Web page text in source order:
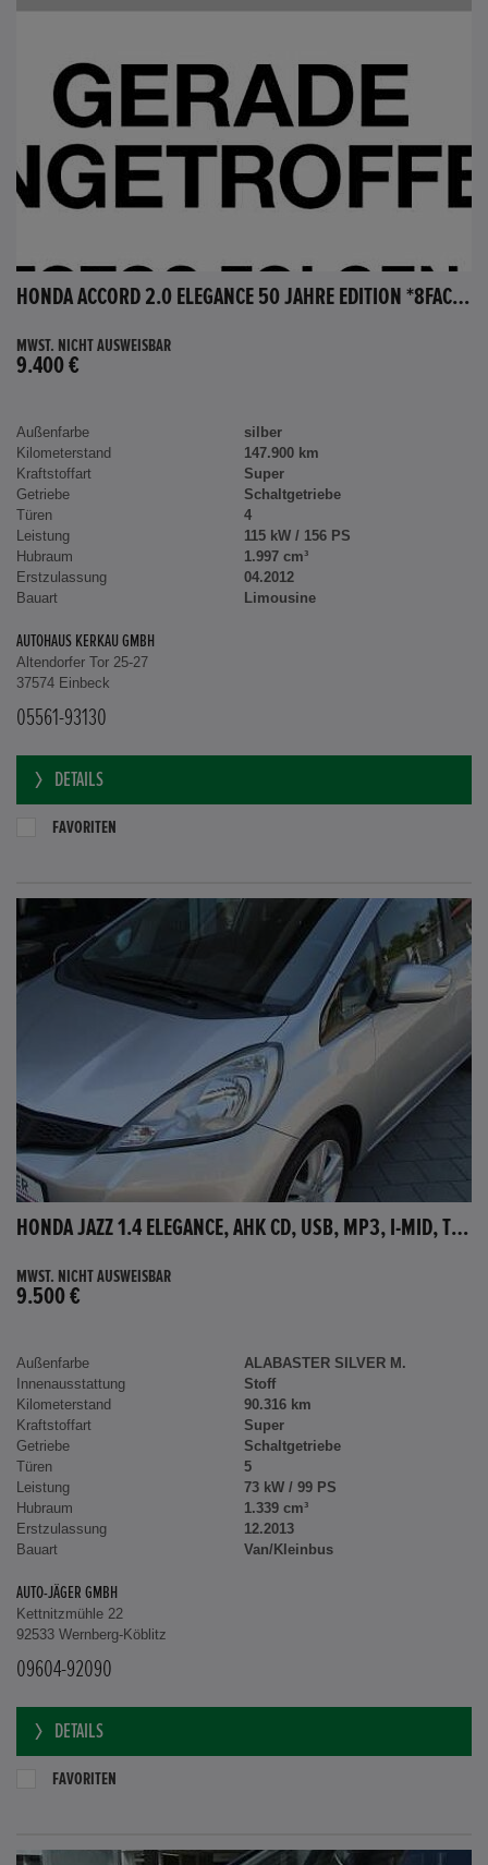
HONDA ACCORD 2.0 ELEGANCE 50 JAHRE EDITION *8FACH BEREIFT*
MWST. NICHT AUSWEISBAR
9.400 €
Außenfarbe
silber
Kilometerstand
147.900 km
Kraftstoffart
Super
Getriebe
Schaltgetriebe
Türen
4
Leistung
115 kW / 156 PS
Hubraum
1.997 cm³
Erstzulassung
04.2012
Bauart
Limousine
AUTOHAUS KERKAU GMBH
Altendorfer Tor 25-27
37574 Einbeck
05561-93130
DETAILS
FAVORITEN
HONDA JAZZ 1.4 ELEGANCE, AHK CD, USB, MP3, I-MID, TEMPOMAT, AUX-IN
MWST. NICHT AUSWEISBAR
9.500 €
Außenfarbe
ALABASTER SILVER M.
Innenausstattung
Stoff
Kilometerstand
90.316 km
Kraftstoffart
Super
Getriebe
Schaltgetriebe
Türen
5
Leistung
73 kW / 99 PS
Hubraum
1.339 cm³
Erstzulassung
12.2013
Bauart
Van/Kleinbus
AUTO-JÄGER GMBH
Kettnitzmühle 22
92533 Wernberg-Köblitz
09604-92090
DETAILS
FAVORITEN